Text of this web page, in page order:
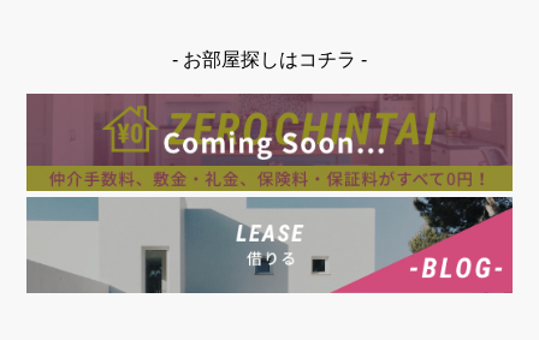
- お部屋探しはコチラ -